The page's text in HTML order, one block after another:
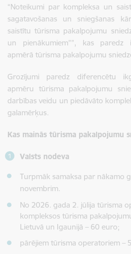
“Noteikumi par kompleksa un
sagatavošanas un sniegšanas
saistītu tūrisma pakalpojumu
un pienākumiem””, kas paredz
apmērā tūrisma pakalpojumu
Grozījumi paredz diferencētu
apmēru tūrisma pakalpojumu
darbības veidu un piedāvāto
galamērķus.
Kas mainās tūrisma pakalpojumu
Valsts nodeva
Turpmāk samaksa par nākamo
novembrim.
No 2026. gada 2. jūlija tūrisma
kompleksos tūrisma
Lietuvā un Igaunijā – 60 euro;
pārējiem tūrisma operatoriem –